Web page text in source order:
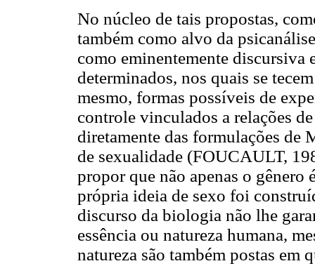
No núcleo de tais propostas,
também como alvo da
como eminentemente
determinados, nos quais se
mesmo, formas possíveis de
controle vinculados a relações
diretamente das formulações
de sexualidade (FOUCAULT,
propor que não apenas o gênero
própria ideia de sexo foi
discurso da biologia não lhe
essência ou natureza humana,
natureza são também postas em